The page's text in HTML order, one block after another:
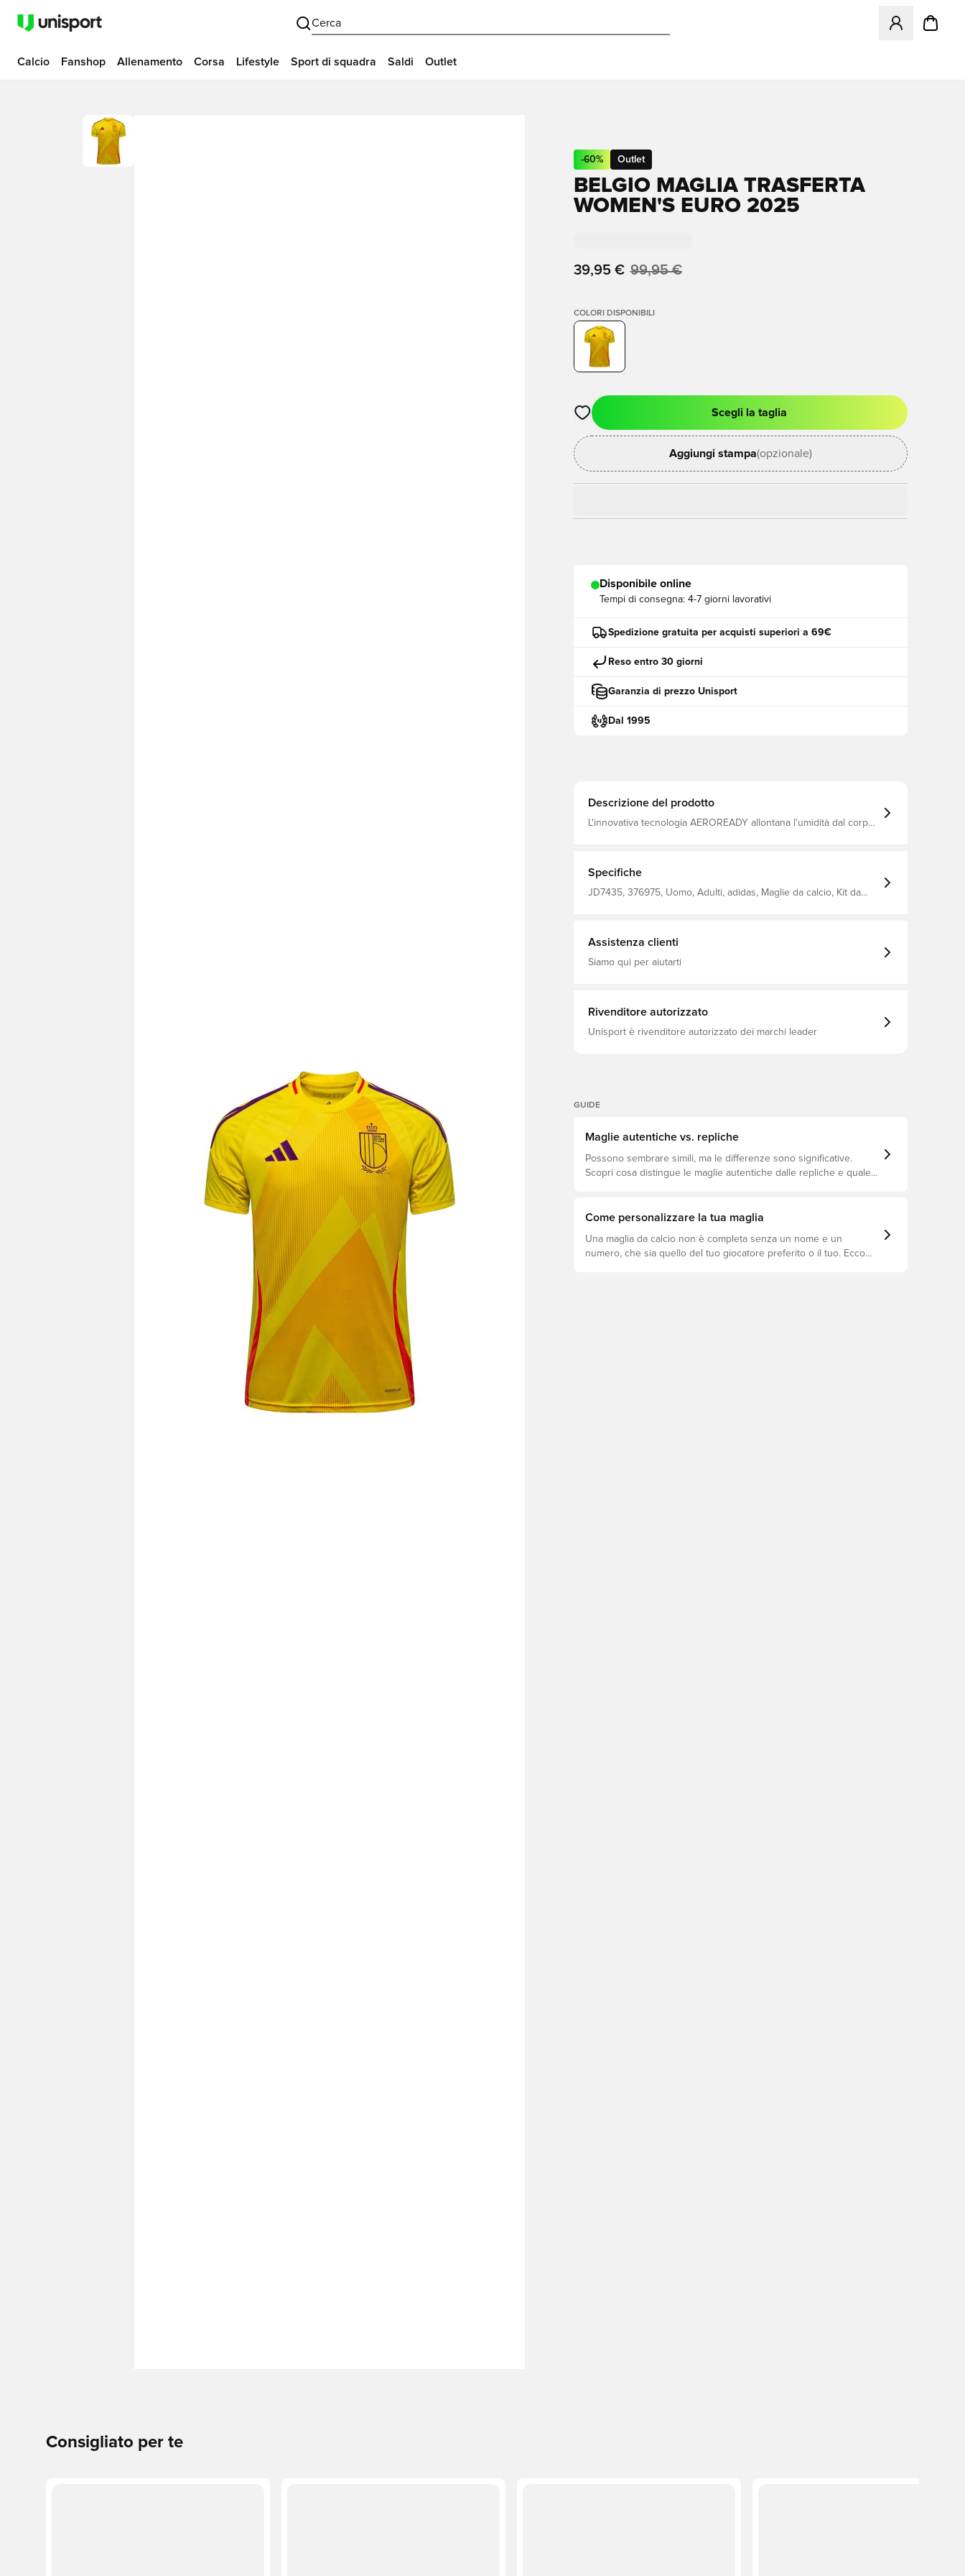
Cerca
Apre una
Calcio Fanshop Allenamento Corsa Lifestyle Sport di squadra Saldi Outlet
-60% Outlet
BELGIO MAGLIA TRASFERTA
WOMEN'S EURO 2025
39,95 € 99,95 €
COLORI DISPONIBILI
Apre una finestra modale per accedere o registrarsi come membro
Scegli la taglia
Aggiungi stampa(opzionale)
Disponibile online
Tempi di consegna: 4-7 giorni lavorativi
Spedizione gratuita per acquisti superiori a 69€
Reso entro 30 giorni
Garanzia di prezzo Unisport
Dal 1995
Descrizione del prodotto
L'innovativa tecnologia AEROREADY allontana l'umidità dal corpo,
Specifiche
JD7435, 376975, Uomo, Adulti, adidas, Maglie da calcio, Kit da
Assistenza clienti
Siamo qui per aiutarti
Rivenditore autorizzato
Unisport è rivenditore autorizzato dei marchi leader
GUIDE
Maglie autentiche vs. repliche
Possono sembrare simili, ma le differenze sono significative.
Scopri cosa distingue le maglie autentiche dalle repliche e quale
Come personalizzare la tua maglia
Una maglia da calcio non è completa senza un nome e un
numero, che sia quello del tuo giocatore preferito o il tuo. Ecco
Consigliato per te